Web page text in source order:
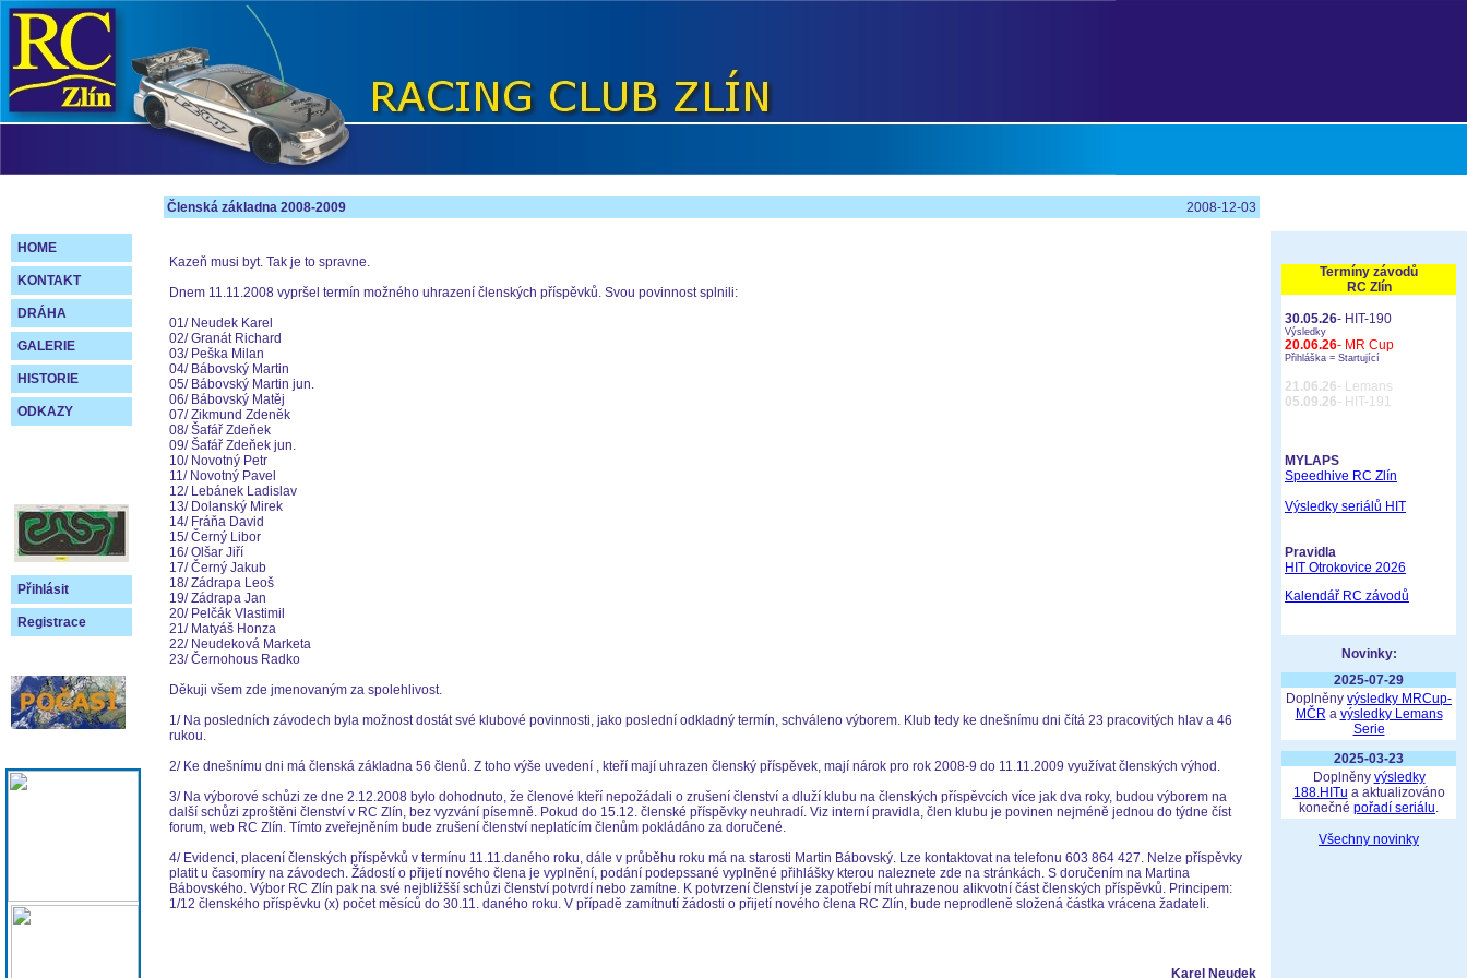
HOME
KONTAKT
DRÁHA
GALERIE
HISTORIE
ODKAZY
Přihlásit
Registrace
Členská základna 2008-2009 2008-12-03
Kazeň musi byt. Tak je to spravne.
Dnem 11.11.2008 vypršel termín možného uhrazení členských příspěvků. Svou povinnost splnili:
01/ Neudek Karel
02/ Granát Richard
03/ Peška Milan
04/ Bábovský Martin
05/ Bábovský Martin jun.
06/ Bábovský Matěj
07/ Zikmund Zdeněk
08/ Šafář Zdeňek
09/ Šafář Zdeňek jun.
10/ Novotný Petr
11/ Novotný Pavel
12/ Lebánek Ladislav
13/ Dolanský Mirek
14/ Fráňa David
15/ Černý Libor
16/ Olšar Jiří
17/ Černý Jakub
18/ Zádrapa Leoš
19/ Zádrapa Jan
20/ Pelčák Vlastimil
21/ Matyáš Honza
22/ Neudeková Marketa
23/ Černohous Radko
Děkuji všem zde jmenovaným za spolehlivost.
1/ Na posledních závodech byla možnost dostát své klubové povinnosti, jako poslední odkladný termín, schváleno výborem. Klub tedy ke dnešnímu dni čítá 23 pracovitých hlav a 46
rukou.
2/ Ke dnešnímu dni má členská základna 56 členů. Z toho výše uvedení , kteří mají uhrazen členský příspěvek, mají nárok pro rok 2008-9 do 11.11.2009 využívat členských výhod.
3/ Na výborové schůzi ze dne 2.12.2008 bylo dohodnuto, že členové kteří nepožádali o zrušení členství a dluží klubu na členských příspěvcích více jak dva roky, budou výborem na
další schůzi zproštěni členství v RC Zlín, bez vyzvání písemně. Pokud do 15.12. členské příspěvky neuhradí. Viz interní pravidla, člen klubu je povinen nejméně jednou do týdne číst
forum, web RC Zlín. Tímto zveřejněním bude zrušení členství neplatícím členům pokládáno za doručené.
4/ Evidenci, placení členských příspěvků v termínu 11.11.daného roku, dále v průběhu roku má na starosti Martin Bábovský. Lze kontaktovat na telefonu 603 864 427. Nelze příspěvky
platit u časomíry na závodech. Žádostí o přijetí nového člena je vyplnění, podání podepssané vyplněné přihlášky kterou naleznete zde na stránkách. S doručením na Martina
Bábovského. Výbor RC Zlín pak na své nejbližšší schůzi členství potvrdí nebo zamítne. K potvrzení členství je zapotřebí mít uhrazenou alikvotní část členských příspěvků. Principem:
1/12 členského příspěvku (x) počet měsíců do 30.11. daného roku. V případě zamítnutí žádosti o přijetí nového člena RC Zlín, bude neprodleně složená částka vrácena žadateli.
Karel Neudek
Termíny závodů
RC Zlín
30.05.26- HIT-190
Výsledky
20.06.26- MR Cup
Přihláška = Startující
21.06.26- Lemans
05.09.26- HIT-191
MYLAPS
Speedhive RC Zlín
Výsledky seriálů HIT
Pravidla
HIT Otrokovice 2026
Kalendář RC závodů
Novinky:
2025-07-29
Doplněny výsledky MRCup-
MČR a výsledky Lemans
Serie
2025-03-23
Doplněny výsledky
188.HITu a aktualizováno
konečné pořadí seriálu.
Všechny novinky